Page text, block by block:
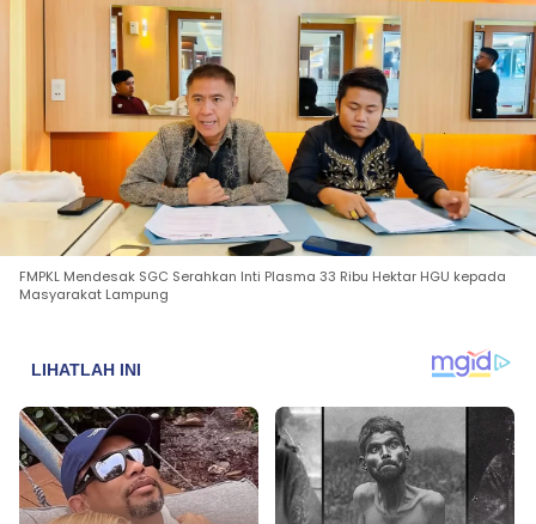
FMPKL Mendesak SGC Serahkan Inti Plasma 33 Ribu Hektar HGU kepada
Masyarakat Lampung